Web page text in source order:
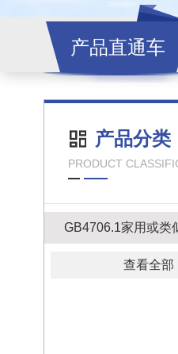
产品直通车
产品分类
PRODUCT
查看全部